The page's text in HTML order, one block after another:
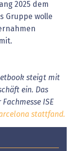
2025 dem
Gruppe wolle
steigt mit
ein. Das
ISE
stattfand.